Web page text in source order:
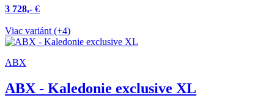
3 728,- €
Viac variánt (+4)
ABX
ABX - Kaledonie exclusive XL